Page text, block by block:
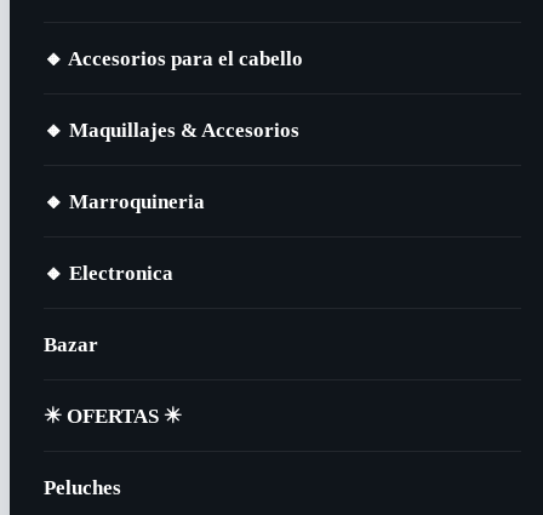
🔸​ Accesorios para el cabello
🔸​ Maquillajes & Accesorios
🔸​ Marroquineria
🔸​ Electronica
Bazar
✴️​ OFERTAS ✴️​
Peluches